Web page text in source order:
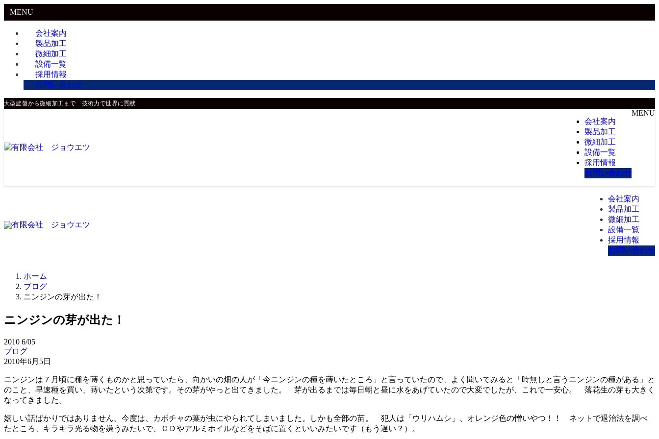
MENU
会社案内
製品加工
微細加工
設備一覧
採用情報
お問い合わせ
大型旋盤から微細加工まで 技術力で世界に貢献
会社案内
製品加工
微細加工
設備一覧
採用情報
お問い合わせ
MENU
会社案内
製品加工
微細加工
設備一覧
採用情報
お問い合わせ
ホーム
ブログ
ニンジンの芽が出た！
ニンジンの芽が出た！
2010 6/05
ブログ
2010年6月5日
ニンジンは７月頃に種を蒔くものかと思っていたら、向かいの畑の人が「今ニンジンの種を蒔いたところ」と言っていたので、よく聞いてみると「時無しと言うニンジンの種がある」と
のこと、早速種を買い、蒔いたという次第です。その芽がやっと出てきました。 芽が出るまでは毎日朝と昼に水をあげていたので大変でしたが、これで一安心。 落花生の芽も大きく
なってきました。
嬉しい話ばかりではありません。今度は、カボチャの葉が虫にやられてしまいました。しかも全部の苗。 犯人は「ウリハムシ」、オレンジ色の憎いやつ！！ ネットで退治法を調べ
たところ、キラキラ光る物を嫌うみたいで、ＣＤやアルミホイルなどをそばに置くといいみたいです（もう遅い？）。